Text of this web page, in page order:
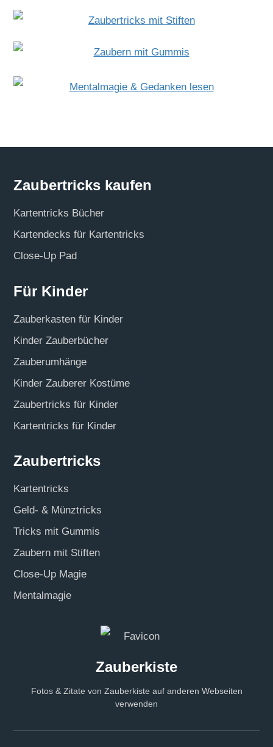
Zauberkiste
Fotos & Zitate von Zauberkiste auf anderen Webseiten
verwenden
Zaubertricks
Kartentricks
Geld- & Münztricks
Tricks mit Gummis
Zaubern mit Stiften
Close-Up Magie
Mentalmagie
Für Kinder
Zauberkasten für Kinder
Kinder Zauberbücher
Zauberumhänge
Kinder Zauberer Kostüme
Zaubertricks für Kinder
Kartentricks für Kinder
Zaubertricks kaufen
Kartentricks Bücher
Kartendecks für Kartentricks
Close-Up Pad